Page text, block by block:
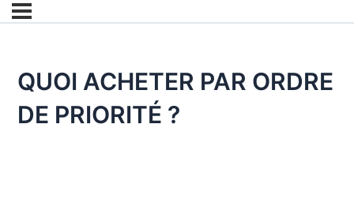
QUOI ACHETER PAR ORDRE
DE PRIORITÉ ?